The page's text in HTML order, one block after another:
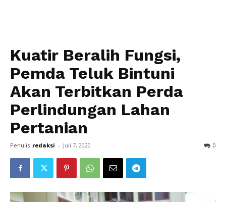
Kuatir Beralih Fungsi,
Pemda Teluk Bintuni
Akan Terbitkan Perda
Perlindungan Lahan
Pertanian
Penulis redaksi - Juli 7, 2020 0